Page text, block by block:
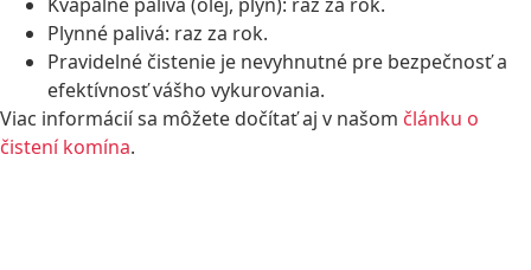
Plynné palivá: raz za rok.
Pravidelné čistenie je nevyhnutné pre bezpečnosť a
efektívnosť vášho vykurovania.
Viac informácií sa môžete dočítať aj v našom článku o
čistení komína.